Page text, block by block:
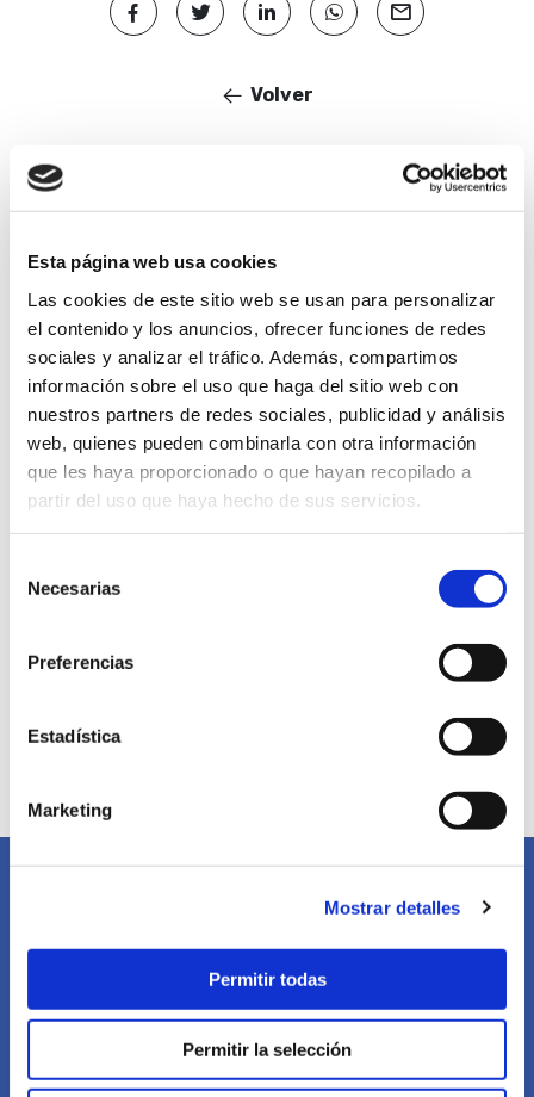
Esta página web usa cookies
Las cookies de este sitio web se usan para personalizar
el contenido y los anuncios, ofrecer funciones de redes
sociales y analizar el tráfico. Además, compartimos
información sobre el uso que haga del sitio web con
nuestros partners de redes sociales, publicidad y análisis
web, quienes pueden combinarla con otra información
que les haya proporcionado o que hayan recopilado a
partir del uso que haya hecho de sus servicios.
Necesarias
Preferencias
Estadística
Marketing
Mostrar detalles
Permitir todas
Permitir la selección
Volver
Noticias relacionadas
Sponsor de rally
Sponsor de trainera
27 jul 2023
Oficina
O Graxal, 4 B - Perillo